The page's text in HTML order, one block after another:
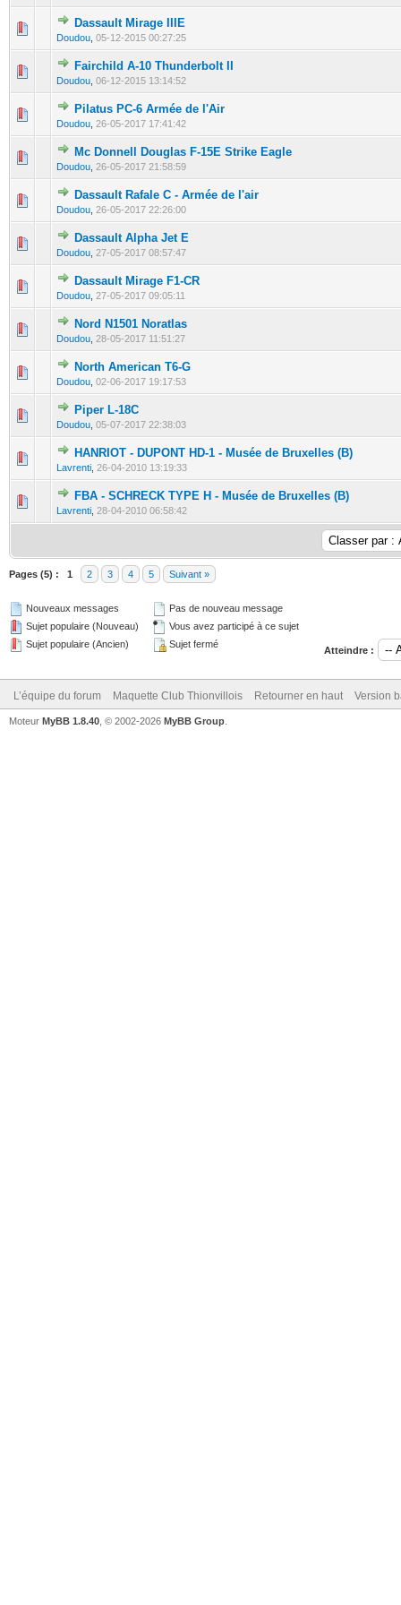
Dassault Mirage IIIE
Doudou 05-12-2015 00:27:25
0 Votes - 0 sur 5 en moyenne
1
Fairchild A-10 Thunderbolt II
Doudou 06-12-2015 13:14:52
0 Votes - 0 sur 5 en moyenne
12345
Pilatus PC-6 Armée de l'Air
Doudou 26-05-2017 17:41:42
0 Votes - 0 sur 5 en moyenne
12 3 45
Mc Donnell Douglas F-15E Strike Eagle
Doudou 26-05-2017 21:58:59
0 Votes - 0 sur 5 en moyenne
12345
Dassault Rafale C - Armée de l'air
Doudou 26-05-2017 22:26:00
0 Votes - 0 sur 5 en moyenne
12345
Dassault Alpha Jet E
Doudou 27-05-2017 08:57:47
0 Votes - 0 sur 5 en moyenne
1
Dassault Mirage F1-CR
Doudou 27-05-2017 09:05:11
0 Votes - 0 sur 5 en moyenne
123
Nord N1501 Noratlas
Doudou 28-05-2017 11:51:27
0 Votes - 0 sur 5 en moyenne
1
North American T6-G
Doudou 02-06-2017 19:17:53
0 Votes - 0 sur 5 en moyenne
1
Piper L-18C
Doudou 05-07-2017 22:38:03
0 Votes - 0 sur 5 en moyenne
HANRIOT - DUPONT HD-1 - Musée de Bruxelles (B)
Lavrenti 26-04-2010 13:19:33
0 Votes - 0 sur 5 en moyenne
1 2345
FBA - SCHRECK TYPE H - Musée de Bruxelles (B)
Lavrenti 28-04-2010 06:58:42
0 Votes - 0 sur 5 en moyenne
1 23 4 5
Pages (5) : 1 2 3 4 5 Suivant »
Nouveaux messages
Sujet populaire (Nouveau)
Sujet populaire (Ancien)
Pas de nouveau message
Vous avez participé à ce sujet
Sujet fermé
Atteindre :
L’équipe du forum Maquette Club Thionvillois Retourner en haut Version
Moteur MyBB 1.8.40 , © 2002-2026 MyBB Group